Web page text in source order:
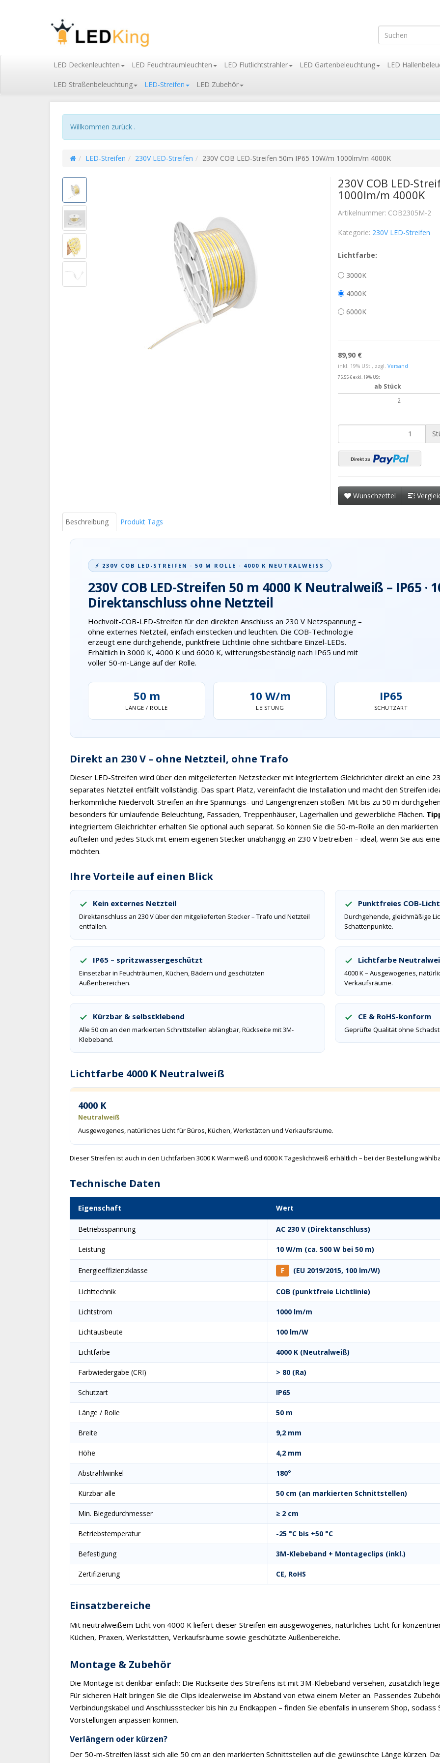
LED Deckenleuchten LED Feuchtraumleuchten LED Flutlichtstrahler LED Gartenbeleuchtung LED
LED Straßenbeleuchtung LED-Streifen LED Zubehör
Willkommen zurück .
LED-Streifen 230V LED-Streifen 230V COB LED-Streifen 50m IP65 10W/m 1000lm/m 4000K
230V COB LED-
1000lm/m 4000K
Artikelnummer: COB2305M-2
Kategorie: 230V LED-Streifen
Lichtfarbe:
3000K
4000K
6000K
89,90 €
inkl. 19% USt., zzgl. Versand
75,55 € exkl. 19% USt
ab Stück
2
Wunschzettel
Beschreibung Produkt Tags
⚡ 230V COB LED-STREIFEN · 50 M ROLLE · 4000 K NEUTRALWEISS
230V COB LED-Streifen 50 m 4000 K Neutralweiß – IP65 ·
Direktanschluss ohne Netzteil
Hochvolt-COB-LED-Streifen für den direkten Anschluss an 230 V Netzspannung –
ohne externes Netzteil, einfach einstecken und leuchten. Die COB-Technologie
erzeugt eine durchgehende, punktfreie Lichtlinie ohne sichtbare Einzel-LEDs.
Erhältlich in 3000 K, 4000 K und 6000 K, witterungsbeständig nach IP65 und mit
voller 50-m-Länge auf der Rolle.
50 m
LÄNGE / ROLLE
10 W/m
LEISTUNG
IP65
SCHUTZART
Direkt an 230 V – ohne Netzteil, ohne Trafo
Dieser LED-Streifen wird über den mitgelieferten Netzstecker mit integriertem Gleichrichter direkt an eine
separates Netzteil entfällt vollständig. Das spart Platz, vereinfacht die Installation und macht den Streifen
herkömmliche Niedervolt-Streifen an ihre Spannungs- und Längengrenzen stoßen. Mit bis zu 50 m
besonders für umlaufende Beleuchtung, Fassaden, Treppenhäuser, Lagerhallen und gewerbliche Flächen.
integriertem Gleichrichter erhalten Sie optional auch separat. So können Sie die 50-m-Rolle an den
aufteilen und jedes Stück mit einem eigenen Stecker unabhängig an 230 V betreiben – ideal, wenn Sie aus
möchten.
Ihre Vorteile auf einen Blick
Kein externes Netzteil
Direktanschluss an 230 V über den mitgelieferten Stecker – Trafo und Netzteil
entfallen.
Punktfreies COB-Licht
Durchgehende, gleichmäßige
Schattenpunkte.
IP65 – spritzwassergeschützt
Einsetzbar in Feuchträumen, Küchen, Bädern und geschützten
Außenbereichen.
Lichtfarbe
4000 K – Ausgewogenes,
Verkaufsräume.
Kürzbar & selbstklebend
Alle 50 cm an den markierten Schnittstellen ablängbar, Rückseite mit 3M-
Klebeband.
CE & RoHS-konform
Geprüfte Qualität ohne
Lichtfarbe 4000 K Neutralweiß
4000 K
Neutralweiß
Ausgewogenes, natürliches Licht für Büros, Küchen, Werkstätten und Verkaufsräume.
Dieser Streifen ist auch in den Lichtfarben 3000 K Warmweiß und 6000 K Tageslichtweiß erhältlich – bei der Bestellung
Technische Daten
Eigenschaft Wert
Betriebsspannung AC 230 V (Direktanschluss)
Leistung 10 W/m (ca. 500 W bei 50 m)
Energieeffizienzklasse F (EU 2019/2015, 100 lm/W)
Lichttechnik COB (punktfreie Lichtlinie)
Lichtstrom 1000 lm/m
Lichtausbeute 100 lm/W
Lichtfarbe 4000 K (Neutralweiß)
Farbwiedergabe (CRI) > 80 (Ra)
Schutzart IP65
Länge / Rolle 50 m
Breite 9,2 mm
Höhe 4,2 mm
Abstrahlwinkel 180°
Kürzbar alle 50 cm (an markierten Schnittstellen)
Min. Biegedurchmesser ≥ 2 cm
Betriebstemperatur -25 °C bis +50 °C
Befestigung 3M-Klebeband + Montageclips (inkl.)
Zertifizierung CE, RoHS
Einsatzbereiche
Mit neutralweißem Licht von 4000 K liefert dieser Streifen ein ausgewogenes, natürliches Licht für
Küchen, Praxen, Werkstätten, Verkaufsräume sowie geschützte Außenbereiche.
Montage & Zubehör
Die Montage ist denkbar einfach: Die Rückseite des Streifens ist mit 3M-Klebeband versehen, zusätzlich
Für sicheren Halt bringen Sie die Clips idealerweise im Abstand von etwa einem Meter an. Passendes
Verbindungskabel und Anschlussstecker bis hin zu Endkappen – finden Sie ebenfalls in unserem Shop,
Vorstellungen anpassen können.
Verlängern oder kürzen?
Der 50-m-Streifen lässt sich alle 50 cm an den markierten Schnittstellen auf die gewünschte Länge kürzen.